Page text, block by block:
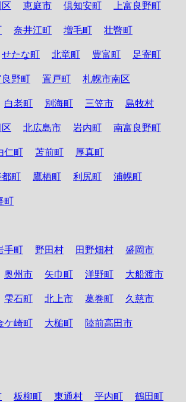
恵庭市 倶知安町 上富良野町
奈井江町 増毛町 壮瞥町
せたな町 北竜町 豊富町 足寄町
野町 置戸町 札幌市南区
白老町 別海町 三笠市 島牧村
北広島市 岩内町 南富良野町
仁町 苫前町 厚真町
都町 鷹栖町 利尻町 浦幌町
町
手町 野田村 田野畑村 盛岡市
奥州市 矢巾町 洋野町 大船渡市
雫石町 北上市 葛巻町 久慈市
ケ崎町 大槌町 陸前高田市
板柳町 東通村 平内町 鶴田町